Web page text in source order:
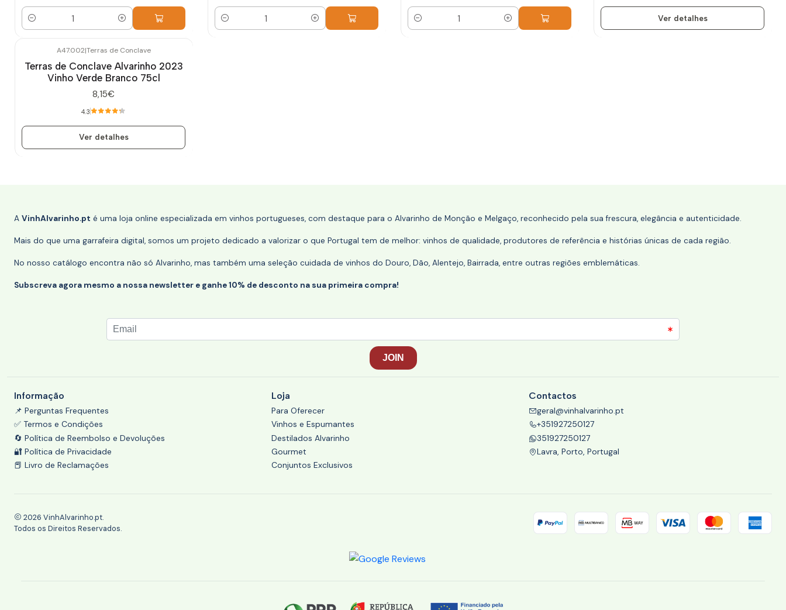
Quantidade Quantidade Quantidade
Ver detalhes
A47.002|Terras de Conclave
Terras de Conclave Alvarinho 2023
Vinho Verde Branco 75cl
8,15€
4.3
Ver detalhes
A VinhAlvarinho.pt é uma loja online especializada em vinhos portugueses, com destaque para o Alvarinho de Monção e Melgaço, reconhecido pela sua frescura, elegância e autenticidade.
Mais do que uma garrafeira digital, somos um projeto dedicado a valorizar o que Portugal tem de melhor: vinhos de qualidade, produtores de referência e histórias únicas de cada região.
No nosso catálogo encontra não só Alvarinho, mas também uma seleção cuidada de vinhos do Douro, Dão, Alentejo, Bairrada, entre outras regiões emblemáticas.
Subscreva agora mesmo a nossa newsletter e ganhe 10% de desconto na sua primeira compra!
Informação
📌 Perguntas Frequentes
✅ Termos e Condições
🔄 Política de Reembolso e Devoluções
🔐 Política de Privacidade
📕 Livro de Reclamações
Loja
Para Oferecer
Vinhos e Espumantes
Destilados Alvarinho
Gourmet
Conjuntos Exclusivos
Contactos
geral@vinhalvarinho.pt
+351927250127
351927250127
Lavra, Porto, Portugal
2026 VinhAlvarinho.pt.
Todos os Direitos Reservados.